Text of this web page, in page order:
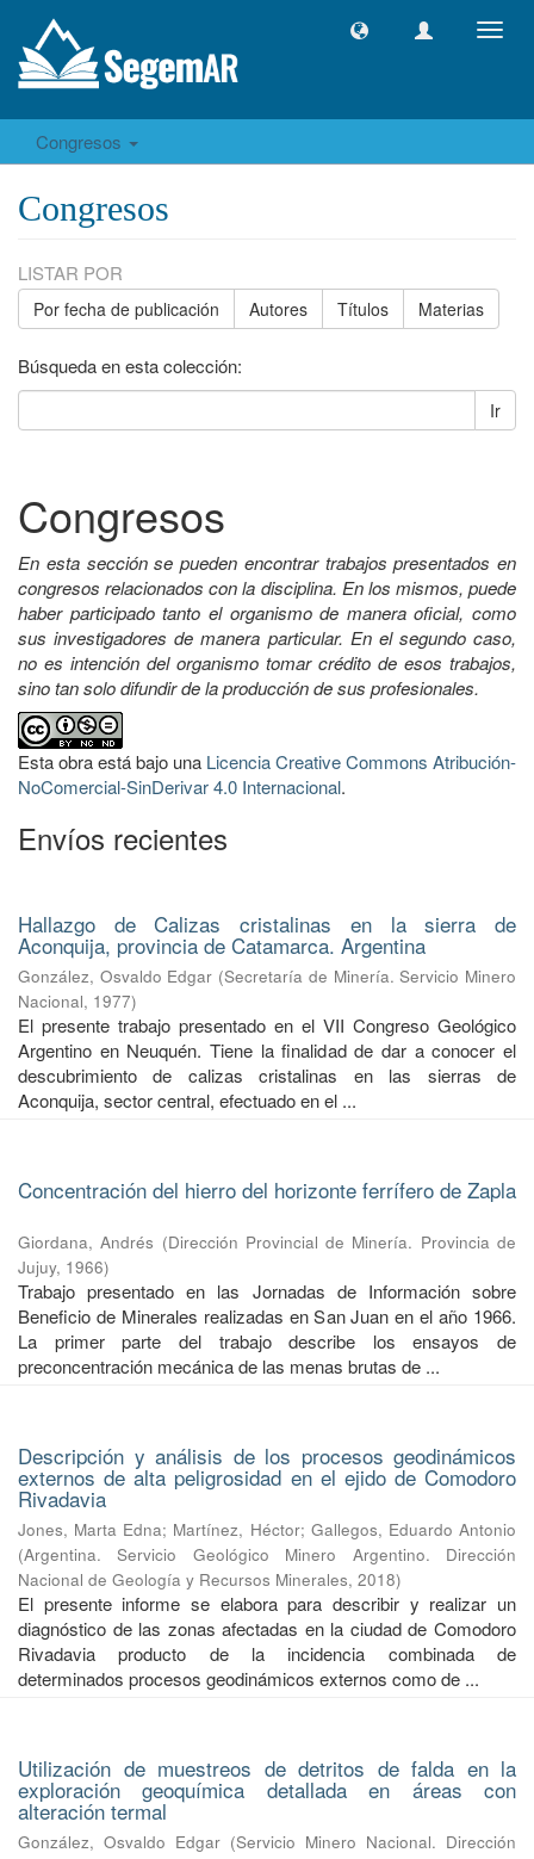
Congresos
Congresos
LISTAR POR
Por fecha de publicación Autores Títulos Materias
Búsqueda en esta colección:
Ir
Congresos
En esta sección se pueden encontrar trabajos presentados en
congresos relacionados con la disciplina. En los mismos, puede
haber participado tanto el organismo de manera oficial, como
sus investigadores de manera particular. En el segundo caso,
no es intención del organismo tomar crédito de esos trabajos,
sino tan solo difundir de la producción de sus profesionales.
Esta obra está bajo una Licencia Creative Commons Atribución-
NoComercial-SinDerivar 4.0 Internacional.
Envíos recientes
Hallazgo de Calizas cristalinas en la sierra de
Aconquija, provincia de Catamarca. Argentina
González, Osvaldo Edgar (Secretaría de Minería. Servicio Minero
Nacional, 1977)
El presente trabajo presentado en el VII Congreso Geológico
Argentino en Neuquén. Tiene la finalidad de dar a conocer el
descubrimiento de calizas cristalinas en las sierras de
Aconquija, sector central, efectuado en el ...
Concentración del hierro del horizonte ferrífero de Zapla
Giordana, Andrés (Dirección Provincial de Minería. Provincia de
Jujuy, 1966)
Trabajo presentado en las Jornadas de Información sobre
Beneficio de Minerales realizadas en San Juan en el año 1966.
La primer parte del trabajo describe los ensayos de
preconcentración mecánica de las menas brutas de ...
Descripción y análisis de los procesos geodinámicos
externos de alta peligrosidad en el ejido de Comodoro
Rivadavia
Jones, Marta Edna; Martínez, Héctor; Gallegos, Eduardo Antonio
(Argentina. Servicio Geológico Minero Argentino. Dirección
Nacional de Geología y Recursos Minerales, 2018)
El presente informe se elabora para describir y realizar un
diagnóstico de las zonas afectadas en la ciudad de Comodoro
Rivadavia producto de la incidencia combinada de
determinados procesos geodinámicos externos como de ...
Utilización de muestreos de detritos de falda en la
exploración geoquímica detallada en áreas con
alteración termal
González, Osvaldo Edgar (Servicio Minero Nacional. Dirección